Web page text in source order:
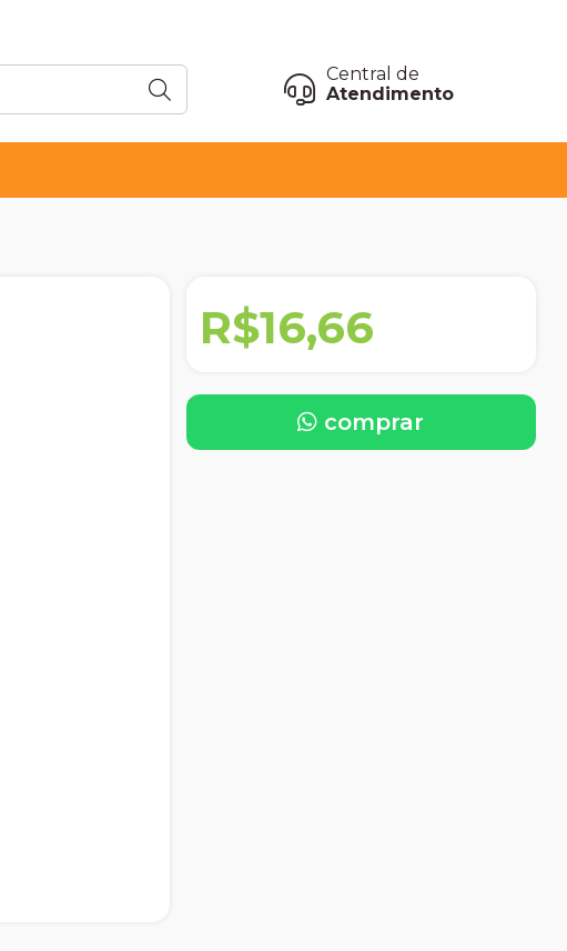
Central de
Atendimento
R$16,66
comprar